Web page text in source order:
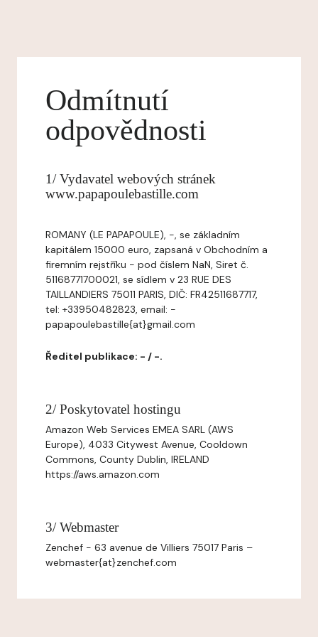
Odmítnutí
odpovědnosti
1/ Vydavatel webových stránek
www.papapoulebastille.com
ROMANY (LE PAPAPOULE), -, se základním
kapitálem 15000 euro, zapsaná v Obchodním a
firemním rejstříku - pod číslem NaN, Siret č.
51168771700021, se sídlem v 23 RUE DES
TAILLANDIERS 75011 PARIS, DIČ: FR42511687717,
tel: +33950482823, email: -
papapoulebastille{at}gmail.com
Ředitel publikace: - / -.
2/ Poskytovatel hostingu
Amazon Web Services EMEA SARL (AWS
Europe), 4033 Citywest Avenue, Cooldown
Commons, County Dublin, IRELAND
https://aws.amazon.com
3/ Webmaster
Zenchef - 63 avenue de Villiers 75017 Paris –
webmaster{at}zenchef.com